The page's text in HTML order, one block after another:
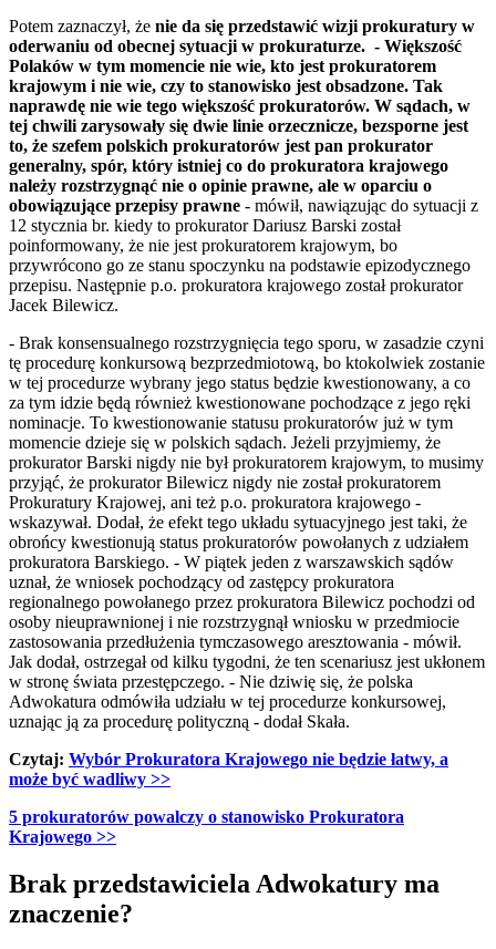
Potem zaznaczył, że nie da się przedstawić wizji prokuratury w
oderwaniu od obecnej sytuacji w prokuraturze. - Większość
Polaków w tym momencie nie wie, kto jest prokuratorem
krajowym i nie wie, czy to stanowisko jest obsadzone. Tak
naprawdę nie wie tego większość prokuratorów. W sądach, w
tej chwili zarysowały się dwie linie orzecznicze, bezsporne jest
to, że szefem polskich prokuratorów jest pan prokurator
generalny, spór, który istniej co do prokuratora krajowego
należy rozstrzygnąć nie o opinie prawne, ale w oparciu o
obowiązujące przepisy prawne - mówił, nawiązując do sytuacji z
12 stycznia br. kiedy to prokurator Dariusz Barski został
poinformowany, że nie jest prokuratorem krajowym, bo
przywrócono go ze stanu spoczynku na podstawie epizodycznego
przepisu. Następnie p.o. prokuratora krajowego został prokurator
Jacek Bilewicz.
- Brak konsensualnego rozstrzygnięcia tego sporu, w zasadzie czyni
tę procedurę konkursową bezprzedmiotową, bo ktokolwiek zostanie
w tej procedurze wybrany jego status będzie kwestionowany, a co
za tym idzie będą również kwestionowane pochodzące z jego ręki
nominacje. To kwestionowanie statusu prokuratorów już w tym
momencie dzieje się w polskich sądach. Jeżeli przyjmiemy, że
prokurator Barski nigdy nie był prokuratorem krajowym, to musimy
przyjąć, że prokurator Bilewicz nigdy nie został prokuratorem
Prokuratury Krajowej, ani też p.o. prokuratora krajowego -
wskazywał. Dodał, że efekt tego układu sytuacyjnego jest taki, że
obrońcy kwestionują status prokuratorów powołanych z udziałem
prokuratora Barskiego. - W piątek jeden z warszawskich sądów
uznał, że wniosek pochodzący od zastępcy prokuratora
regionalnego powołanego przez prokuratora Bilewicz pochodzi od
osoby nieuprawnionej i nie rozstrzygnął wniosku w przedmiocie
zastosowania przedłużenia tymczasowego aresztowania - mówił.
Jak dodał, ostrzegał od kilku tygodni, że ten scenariusz jest ukłonem
w stronę świata przestępczego. - Nie dziwię się, że polska
Adwokatura odmówiła udziału w tej procedurze konkursowej,
uznając ją za procedurę polityczną - dodał Skała.
Czytaj: Wybór Prokuratora Krajowego nie będzie łatwy, a
może być wadliwy >>
5 prokuratorów powalczy o stanowisko Prokuratora
Krajowego >>
Brak przedstawiciela Adwokatury ma
znaczenie?